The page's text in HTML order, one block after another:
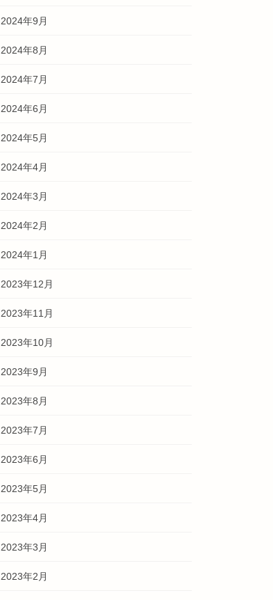
2024年9月
2024年8月
2024年7月
2024年6月
2024年5月
2024年4月
2024年3月
2024年2月
2024年1月
2023年12月
2023年11月
2023年10月
2023年9月
2023年8月
2023年7月
2023年6月
2023年5月
2023年4月
2023年3月
2023年2月